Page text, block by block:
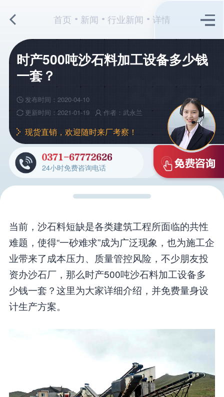
首页 新闻 行业新闻 详情
时产500吨沙石料加工设备多少钱
一套？
发布时间：2020-04-10
更新时间：2021-01-19
作者：武永兰
现货直销，欢迎随时来厂考察！
24小时免费咨询电话
当前，沙石料短缺是各类建筑工程所面临的共性
难题，使得“一砂难求”成为广泛现象，也为施工企
业带来了成本压力、质量管控风险，不少朋友投
资办沙石厂，那么时产500吨沙石料加工设备多
少钱一套？这里为大家详细介绍，并免费量身设
计生产方案。